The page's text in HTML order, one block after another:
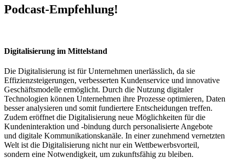
Podcast-Empfehlung!
Digitalisierung im Mittelstand
Die Digitalisierung ist für Unternehmen unerlässlich, da sie
Effizienzsteigerungen, verbesserten Kundenservice und innovative
Geschäftsmodelle ermöglicht. Durch die Nutzung digitaler
Technologien können Unternehmen ihre Prozesse optimieren, Daten
besser analysieren und somit fundiertere Entscheidungen treffen.
Zudem eröffnet die Digitalisierung neue Möglichkeiten für die
Kundeninteraktion und -bindung durch personalisierte Angebote
und digitale Kommunikationskanäle. In einer zunehmend vernetzten
Welt ist die Digitalisierung nicht nur ein Wettbewerbsvorteil,
sondern eine Notwendigkeit, um zukunftsfähig zu bleiben.